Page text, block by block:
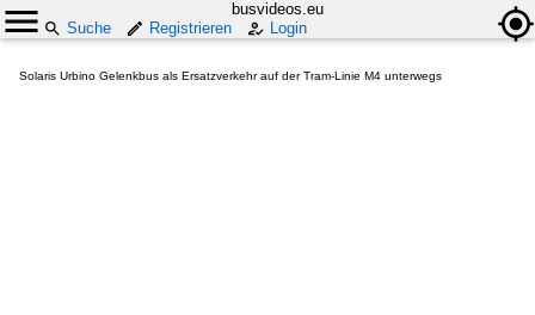
busvideos.eu
Suche
Registrieren Login
Solaris Urbino Gelenkbus als Ersatzverkehr auf der Tram-Linie M4 unterwegs